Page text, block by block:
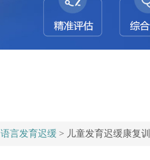
语言发育迟缓 > 儿童发育迟缓康复